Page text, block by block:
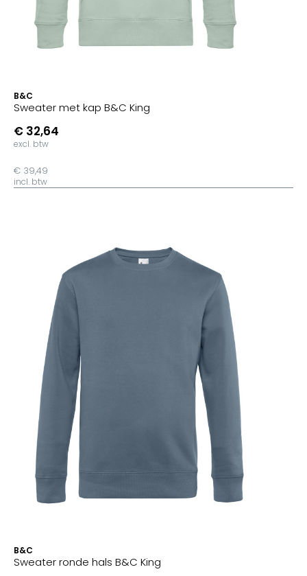
B&C
Sweater met kap B&C King
€ 32,64
excl. btw
€ 39,49
incl. btw
B&C
Sweater ronde hals B&C King